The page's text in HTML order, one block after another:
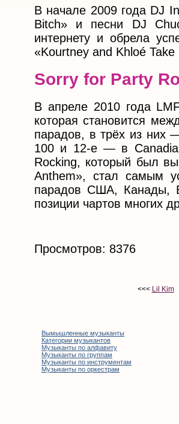
В начале 2009 года DJ
Bitch» и песни DJ
интернету и обрела
«Kourtney and Khloé Take
Sorry for Party
В апреле 2010 года
которая становится
парадов, в трёх из них
100 и 12-е — в
Rocking, который был
Anthem», стал самым
парадов США, Канады,
позиции чартов многих
Просмотров: 8376
<<< Lil Kim
Вымышленные музыканты
Категории музыкантов
Музыканты по алфавиту
Музыканты по группам
Музыканты по инструментам
Музыканты по оркестрам